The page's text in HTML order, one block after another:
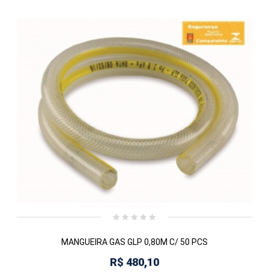
MANGUEIRA GAS GLP 0,80M C/ 50 PCS
R$ 480,10